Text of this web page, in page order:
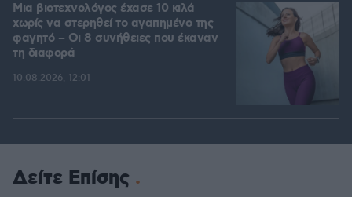
Μια βιοτεχνολόγος έχασε 10 κιλά
χωρίς να στερηθεί το αγαπημένο της
φαγητό – Οι 8 συνήθειες που έκαναν
τη διαφορά
10.08.2026, 12:01
Δείτε Επίσης